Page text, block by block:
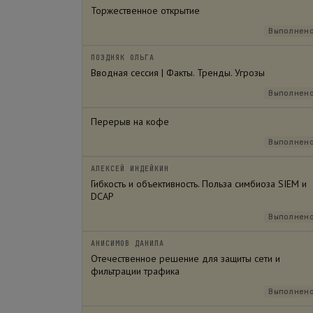
Торжественное открытие
Выполнено
ПОЗДНЯК ОЛЬГА
Вводная сессия | Факты. Тренды. Угрозы
Выполнено
Перерыв на кофе
Выполнено
АЛЕКСЕЙ ИНДЕЙКИН
Гибкость и объективность. Польза симбиоза SIEM и
DCAP
Выполнено
АНИСИМОВ ДАНИЛА
Отечественное решение для защиты сети и
фильтрации трафика
Выполнено